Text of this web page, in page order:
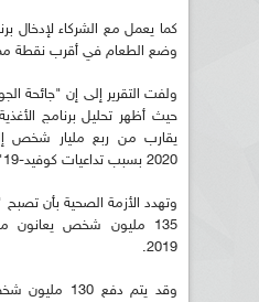
كما يعمل مع الشركاء لإدخال
وضع الطعام في أقرب نقطة
ولفت التقرير إلى إن "جائحة
حيث أظهر تحليل برنامج
يقارب من ربع مليار شخص
2020 بسبب تداعيات كوفيد-19".
وتهدد الأزمة الصحية بأن تصبح
135 مليون شخص
2019.
وقد يتم دفع